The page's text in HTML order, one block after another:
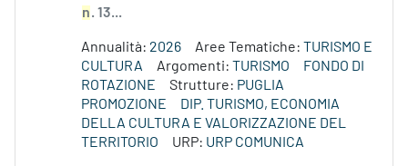
n. 13...
Annualità: 2026 Aree Tematiche: TURISMO E
CULTURA
Argomenti: TURISMO
FONDO DI
ROTAZIONE
Strutture: PUGLIA
PROMOZIONE
DIP. TURISMO, ECONOMIA
DELLA CULTURA E VALORIZZAZIONE DEL
TERRITORIO
URP: URP COMUNICA